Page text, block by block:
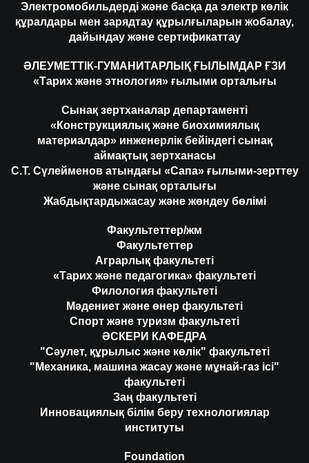
Электромобильдерді және басқа да электр көлік
құралдары мен зарядтау құрылғыларын жобалау,
дайындау және сертификаттау
ӘЛЕУМЕТТІК-ГУМАНИТАРЛЫҚ ҒЫЛЫМДАР ҒЗИ
«Тарих және этнология» ғылыми орталығы
Сынақ зертханалар департаменті
«Конструкциялық және биохимиялық
материалдар» инженерлік бейіндегі сынақ
аймақтық зертханасы
С.Т. Сүлейменов атындағы «Сапа» ғылыми-зерттеу
және сынақ орталығы
Жабдықтардыжасау және жөндеу бөлімі
Факультеттер/жм
Факультеттер
Аграрлық факультеті
«Тарих және педагогика» факультеті
Филология факультеті
Мәдениет және өнер факультеті
Спорт және туризм факультеті
ӘСКЕРИ КАФЕДРА
"Сәулет, құрылыс және көлік" факультеті
"Механика, машина жасау және мұнай-газ ісі"
факультеті
Заң факультеті
Инновациялық білім беру технологиялар
институты
Foundation